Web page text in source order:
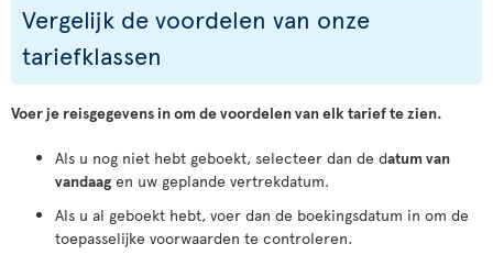
Vergelijk de voordelen van onze
tariefklassen
Voer je reisgegevens in om de voordelen van elk tarief te zien.
Als u nog niet hebt geboekt, selecteer dan de datum van
vandaag en uw geplande vertrekdatum.
Als u al geboekt hebt, voer dan de boekingsdatum in om de
toepasselijke voorwaarden te controleren.